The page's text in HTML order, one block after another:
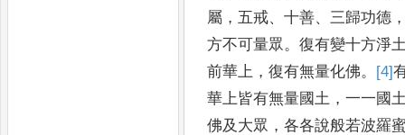
屬 ， 五戒、 十善、 三歸功德 ，
方不可量眾 。 復有變十方淨土
前華上 ， 復有無量化佛。 [4]
華上皆有無量國 土 ， 一一國土
佛及大眾 ， 各各說般若波羅